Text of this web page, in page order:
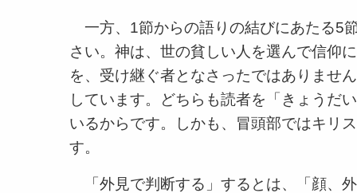
一方、1節からの語りの結びにあたる5
さい。神は、世の貧しい人を選んで信仰
を、受け継ぐ者となさったではありませ
しています。どちらも読者を「きょうだ
いるからです。しかも、冒頭部ではキリ
す。
「外見で判断する」するとは、「顔、